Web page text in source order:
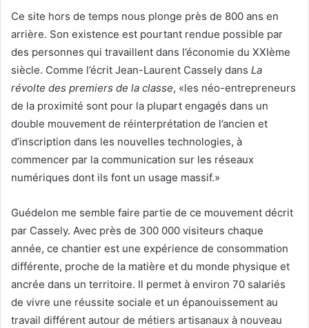
Ce site hors de temps nous plonge près de 800 ans en
arrière. Son existence est pourtant rendue possible par
des personnes qui travaillent dans l’économie du XXIème
siècle. Comme l’écrit Jean-Laurent Cassely dans La
révolte des premiers de la classe, «les néo-entrepreneurs
de la proximité sont pour la plupart engagés dans un
double mouvement de réinterprétation de l’ancien et
d’inscription dans les nouvelles technologies, à
commencer par la communication sur les réseaux
numériques dont ils font un usage massif.»
Guédelon me semble faire partie de ce mouvement décrit
par Cassely. Avec près de 300 000 visiteurs chaque
année, ce chantier est une expérience de consommation
différente, proche de la matière et du monde physique et
ancrée dans un territoire. Il permet à environ 70 salariés
de vivre une réussite sociale et un épanouissement au
travail différent autour de métiers artisanaux à nouveau